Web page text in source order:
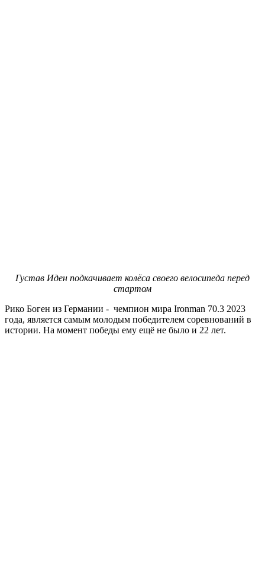
Густав Иден подкачивает колёса своего велосипеда перед
стартом
Рико Боген из Германии - чемпион мира Ironman 70.3 2023
года, является самым молодым победителем соревнований в
истории. На момент победы ему ещё не было и 22 лет.